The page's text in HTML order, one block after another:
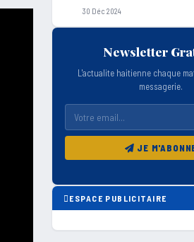
30 Déc 2024
Newsletter
L'actualite haitienne chaque
messagerie.
JE
ESPACE PUBLICITAIRE